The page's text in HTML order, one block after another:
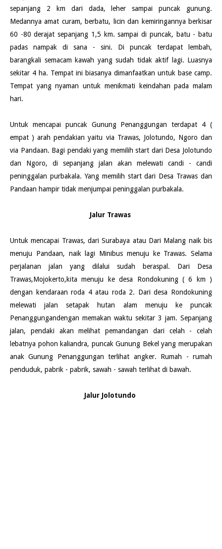
sepanjang 2 km dari dada, leher sampai puncak gunung.
Medannya amat curam, berbatu, licin dan kemiringannya berkisar
60 -80 derajat sepanjang 1,5 km. sampai di puncak, batu - batu
padas nampak di sana - sini. Di puncak terdapat lembah,
barangkali semacam kawah yang sudah tidak aktif lagi. Luasnya
sekitar 4 ha. Tempat ini biasanya dimanfaatkan untuk base camp.
Tempat yang nyaman untuk menikmati keindahan pada malam
hari.
Untuk mencapai puncak Gunung Penanggungan terdapat 4 (
empat ) arah pendakian yaitu via Trawas, Jolotundo, Ngoro dan
via Pandaan. Bagi pendaki yang memilih start dari Desa Jolotundo
dan Ngoro, di sepanjang jalan akan melewati candi - candi
peninggalan purbakala. Yang memilih start dari Desa Trawas dan
Pandaan hampir tidak menjumpai peninggalan purbakala.
Jalur Trawas
Untuk mencapai Trawas, dari Surabaya atau Dari Malang naik bis
menuju Pandaan, naik lagi Minibus menuju ke Trawas. Selama
perjalanan jalan yang dilalui sudah beraspal. Dari Desa
Trawas,Mojokerto,kita menuju ke desa Rondokuning ( 6 km )
dengan kendaraan roda 4 atau roda 2. Dari desa Rondokuning
melewati jalan setapak hutan alam menuju ke puncak
Penanggungandengan memakan waktu sekitar 3 jam. Sepanjang
jalan, pendaki akan melihat pemandangan dari celah - celah
lebatnya pohon kaliandra, puncak Gunung Bekel yang merupakan
anak Gunung Penanggungan terlihat angker. Rumah - rumah
penduduk, pabrik - pabrik, sawah - sawah terlihat di bawah.
Jalur Jolotundo